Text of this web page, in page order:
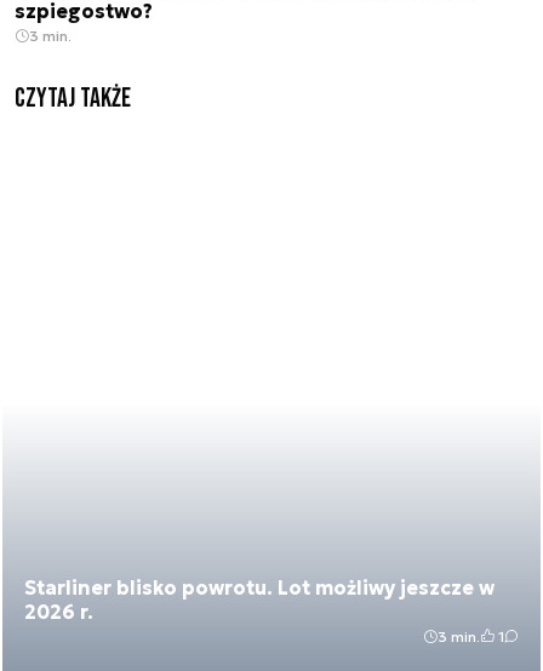
szpiegostwo?
3 min.
Czytaj także
Starliner blisko powrotu. Lot możliwy jeszcze w
2026 r.
3 min. 1